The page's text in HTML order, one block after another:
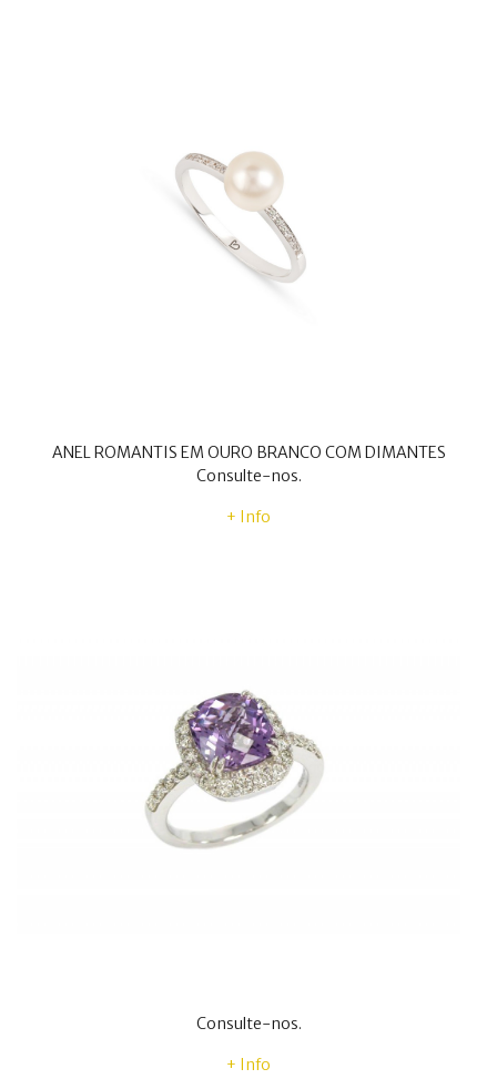
ANEL ROMANTIS EM OURO BRANCO COM DIMANTES
Consulte-nos.
+ Info
Consulte-nos.
+ Info